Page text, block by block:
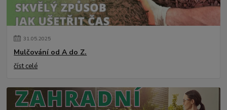
31.05.2025
Mulčování od A do Z.
číst celé